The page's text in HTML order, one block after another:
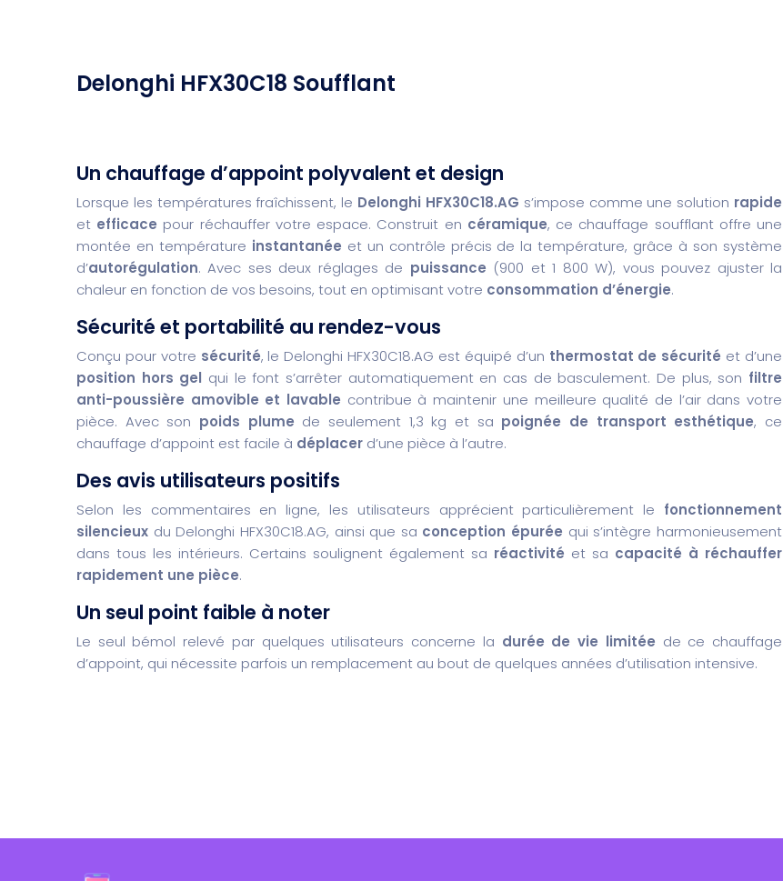
Delonghi HFX30C18 Soufflant
Un chauffage d’appoint polyvalent et design
Lorsque les températures fraîchissent, le Delonghi HFX30C18.AG s’impose comme une solution rapide
et efficace pour réchauffer votre espace. Construit en céramique, ce chauffage soufflant offre une
montée en température instantanée et un contrôle précis de la température, grâce à son système
d’autorégulation. Avec ses deux réglages de puissance (900 et 1 800 W), vous pouvez ajuster la
chaleur en fonction de vos besoins, tout en optimisant votre consommation d’énergie.
Sécurité et portabilité au rendez-vous
Conçu pour votre sécurité, le Delonghi HFX30C18.AG est équipé d’un thermostat de sécurité et d’une
position hors gel qui le font s’arrêter automatiquement en cas de basculement. De plus, son filtre
anti-poussière amovible et lavable contribue à maintenir une meilleure qualité de l’air dans votre
pièce. Avec son poids plume de seulement 1,3 kg et sa poignée de transport esthétique, ce
chauffage d’appoint est facile à déplacer d’une pièce à l’autre.
Des avis utilisateurs positifs
Selon les commentaires en ligne, les utilisateurs apprécient particulièrement le fonctionnement
silencieux du Delonghi HFX30C18.AG, ainsi que sa conception épurée qui s’intègre harmonieusement
dans tous les intérieurs. Certains soulignent également sa réactivité et sa capacité à réchauffer
rapidement une pièce.
Un seul point faible à noter
Le seul bémol relevé par quelques utilisateurs concerne la durée de vie limitée de ce chauffage
d’appoint, qui nécessite parfois un remplacement au bout de quelques années d’utilisation intensive.